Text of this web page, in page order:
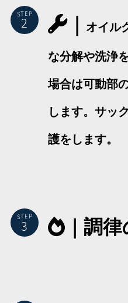
STEP ｜ オイル
な分解や洗浄
場合は可動部
します。サッ
護をします。
STEP ｜調律